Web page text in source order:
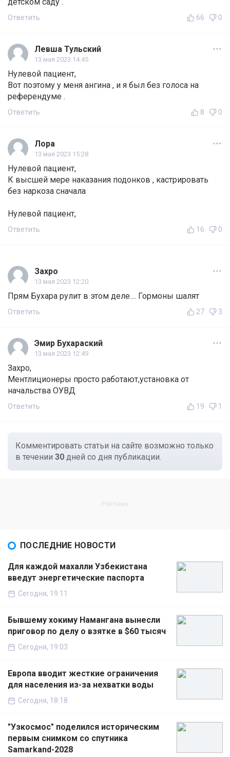
детском саду .
Ответить 66 0
Левша Тульский
13 мая 2023 14:45
Нулевой пациент,
Вот поэтому у меня ангина , и я был без голоса на
референдуме .
Ответить 8 0
Лора
13 мая 2023 15:28
Нулевой пациент,
К высшей мере наказания подонков , кастрировать
без наркоза сначала
Нулевой пациент,
Ответить 16 0
Захро
13 мая 2023 12:20
Прям Бухара рулит в этом деле.... Гормоны шалят
Ответить 27 3
Эмир Бухараский
13 мая 2023 12:49
Захро,
Ментлиционеры просто работают,установка от
начальства ОУВД
Ответить 19 1
Комментировать статьи на сайте возможно только
в течении 30 дней со дня публикации.
ПОСЛЕДНИЕ НОВОСТИ
Для каждой махалли Узбекистана
введут энергетические паспорта
Сегодня, 19:11
Бывшему хокиму Намангана вынесли
приговор по делу о взятке в $60 тысяч
Сегодня, 19:03
Европа вводит жесткие ограничения
для населения из-за нехватки воды
Сегодня, 18:18
"Узкосмос" поделился историческим
первым снимком со спутника
Samarkand-2028